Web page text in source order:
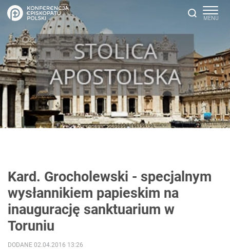
Kard. Grocholewski - specjalnym
wysłannikiem papieskim na
inaugurację sanktuarium w
Toruniu
DODANE 02.04.2016 13:26